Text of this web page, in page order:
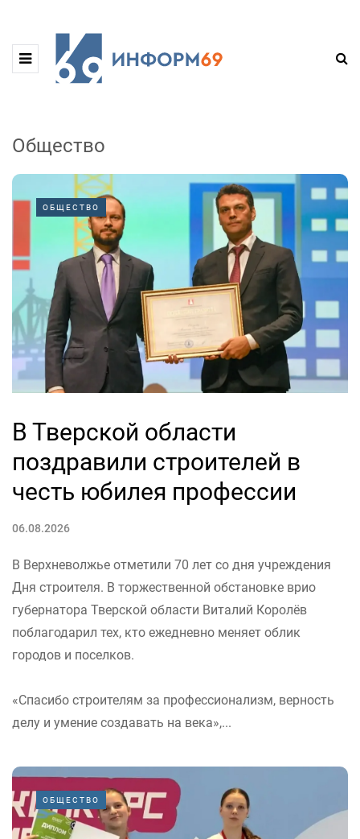
Общество
ОБЩЕСТВО
В Тверской области
поздравили строителей в
честь юбилея профессии
06.08.2026
В Верхневолжье отметили 70 лет со дня учреждения
Дня строителя. В торжественной обстановке врио
губернатора Тверской области Виталий Королёв
поблагодарил тех, кто ежедневно меняет облик
городов и поселков.
«Спасибо строителям за профессионализм, верность
делу и умение создавать на века»,...
ОБЩЕСТВО